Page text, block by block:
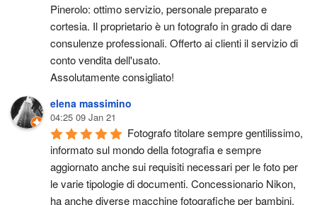
Pinerolo: ottimo servizio, personale preparato e
cortesia. Il proprietario è un fotografo in grado di dare
consulenze professionali. Offerto ai clienti il servizio di
conto vendita dell'usato.
Assolutamente consigliato!
elena massimino
04:25 09 Jan 21
Fotografo titolare sempre gentilissimo,
informato sul mondo della fotografia e sempre
aggiornato anche sui requisiti necessari per le foto per
le varie tipologie di documenti. Concessionario Nikon,
ha anche diverse macchine fotografiche per bambini,